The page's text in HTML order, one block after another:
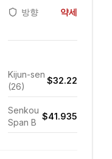
방향 약세
Kijun-sen
(26)
$32.22
Senkou
Span B
$41.935